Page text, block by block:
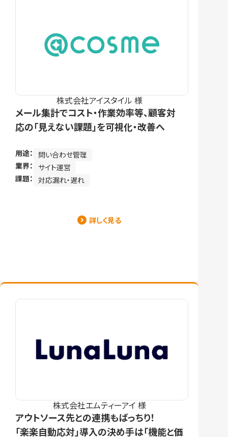
株式会社アイスタイル 様
メール集計でコスト・作業効率等、顧客対
応の「見えない課題」を可視化・改善へ
用途：
問い合わせ管理
業界：
サイト運営
課題： 対応漏れ・遅れ
詳しく見る
株式会社エムティーアイ 様
アウトソース先との連携もばっちり！
「楽楽自動応対」導入の決め手は「機能と価